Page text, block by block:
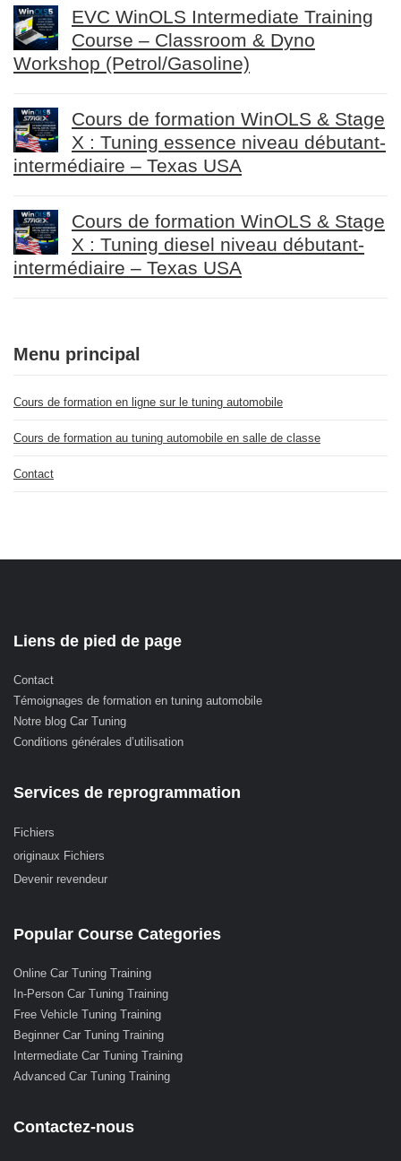
EVC WinOLS Intermediate Training
Course – Classroom & Dyno
Workshop (Petrol/Gasoline)
Cours de formation WinOLS & Stage
X : Tuning essence niveau débutant-
intermédiaire – Texas USA
Cours de formation WinOLS & Stage
X : Tuning diesel niveau débutant-
intermédiaire – Texas USA
Menu principal
Cours de formation en ligne sur le tuning automobile
Cours de formation au tuning automobile en salle de classe
Contact
Liens de pied de page
Contact
Témoignages de formation en tuning automobile
Notre blog Car Tuning
Conditions générales d’utilisation
Services de reprogrammation
Fichiers
originaux Fichiers
Devenir revendeur
Popular Course Categories
Online Car Tuning Training
In-Person Car Tuning Training
Free Vehicle Tuning Training
Beginner Car Tuning Training
Intermediate Car Tuning Training
Advanced Car Tuning Training
Contactez-nous